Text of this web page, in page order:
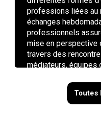
professions liées au
échanges
professionnels
mise en perspective
travers des
médiateurs, équipes
de Tokyo, Centre
(FRAC, Crédac,Toutes